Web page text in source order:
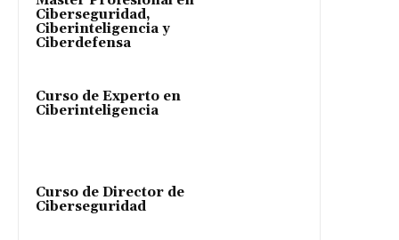
Ciberseguridad,
Ciberinteligencia y
Ciberdefensa
Curso de Experto en
Ciberinteligencia
Curso de Director de
Ciberseguridad